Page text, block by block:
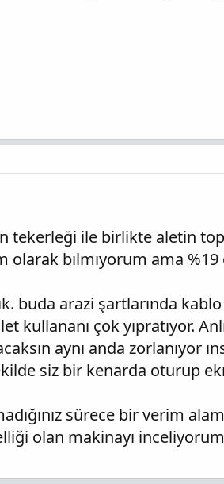
tekerleği ile birlikte aletin
olarak bılmıyorum ama
buda arazi şartlarında kablo
kullananı çok yıpratıyor.
aynı anda zorlanıyor
siz bir kenarda oturup
sürece bir verim
olan makinayı